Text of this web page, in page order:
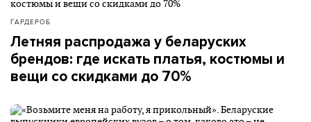
ГАРДЕРОБ
Летняя распродажа у беларуских
брендов: где искать платья, костюмы и
вещи со скидками до 70%